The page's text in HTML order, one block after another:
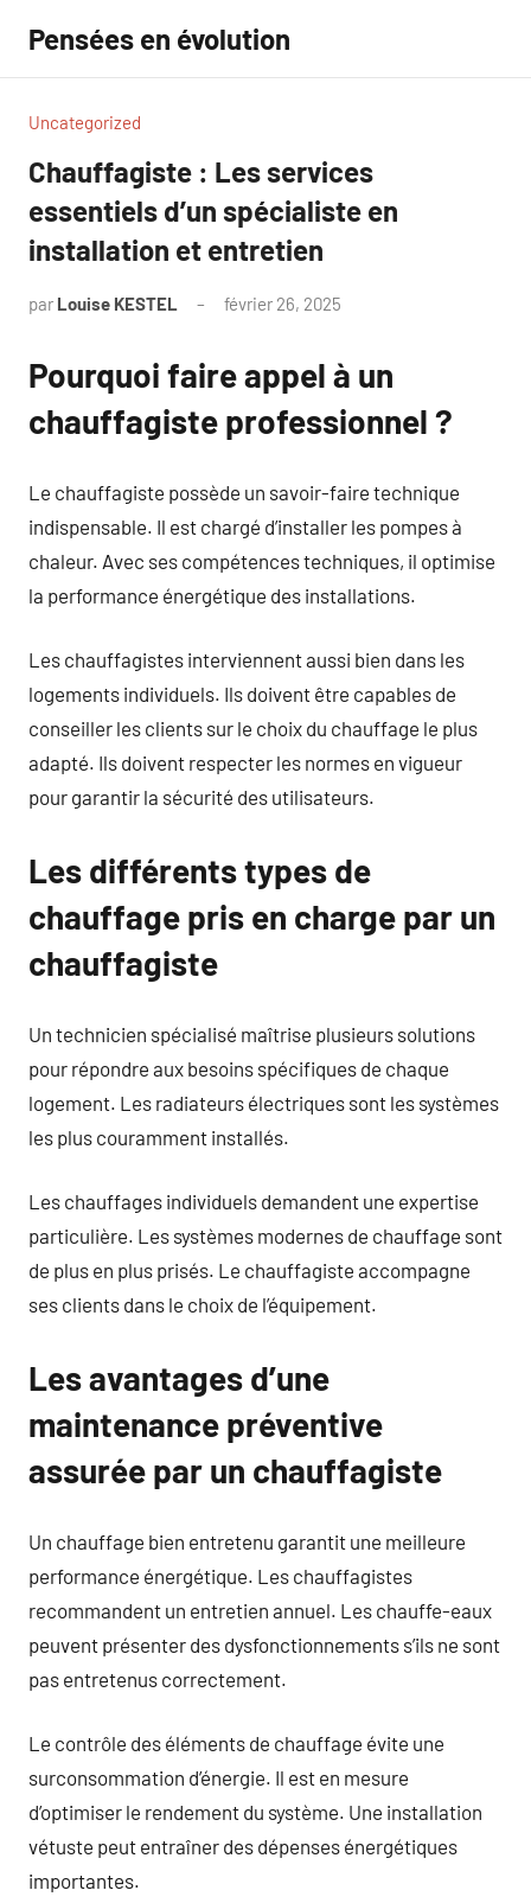
contenu
Pensées en évolution
Uncategorized
Chauffagiste : Les services
essentiels d’un spécialiste en
installation et entretien
par Louise KESTEL février 26, 2025
Pourquoi faire appel à un
chauffagiste professionnel ?
Le chauffagiste possède un savoir-faire technique
indispensable. Il est chargé d’installer les pompes à
chaleur. Avec ses compétences techniques, il optimise
la performance énergétique des installations.
Les chauffagistes interviennent aussi bien dans les
logements individuels. Ils doivent être capables de
conseiller les clients sur le choix du chauffage le plus
adapté. Ils doivent respecter les normes en vigueur
pour garantir la sécurité des utilisateurs.
Les différents types de
chauffage pris en charge par un
chauffagiste
Un technicien spécialisé maîtrise plusieurs solutions
pour répondre aux besoins spécifiques de chaque
logement. Les radiateurs électriques sont les systèmes
les plus couramment installés.
Les chauffages individuels demandent une expertise
particulière. Les systèmes modernes de chauffage sont
de plus en plus prisés. Le chauffagiste accompagne
ses clients dans le choix de l’équipement.
Les avantages d’une
maintenance préventive
assurée par un chauffagiste
Un chauffage bien entretenu garantit une meilleure
performance énergétique. Les chauffagistes
recommandent un entretien annuel. Les chauffe-eaux
peuvent présenter des dysfonctionnements s’ils ne sont
pas entretenus correctement.
Le contrôle des éléments de chauffage évite une
surconsommation d’énergie. Il est en mesure
d’optimiser le rendement du système. Une installation
vétuste peut entraîner des dépenses énergétiques
importantes.